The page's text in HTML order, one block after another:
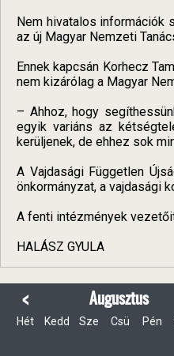
Nem hivatalos információk
az új Magyar Nemzeti
Ennek kapcsán Korhecz
nem kizárólag a Magyar
– Ahhoz, hogy
egyik variáns az
kerüljenek, de ehhez sok
A Vajdasági Független
önkormányzat, a vajdasági
A fenti intézmények
HALÁSZ GYULA
< Augusztus
Hét Kedd Sze Csü Pén